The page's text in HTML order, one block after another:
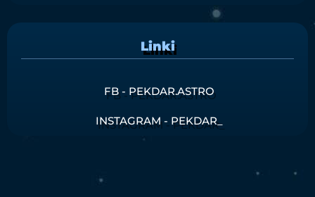
Linki
FB - PEKDAR.ASTRO
INSTAGRAM - PEKDAR_